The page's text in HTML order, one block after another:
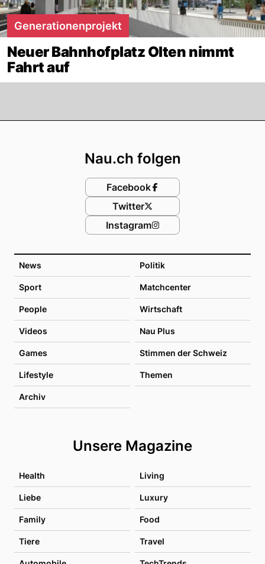
Generationenprojekt
Neuer Bahnhofplatz Olten nimmt
Fahrt auf
News Politik
Sport Matchcenter
People Wirtschaft
Videos Nau Plus
Games Stimmen der Schweiz
Lifestyle Themen
Archiv
Unsere Magazine
Health Living
Liebe Luxury
Family Food
Tiere Travel
Nau.ch folgen
Facebook
Twitter
Instagram